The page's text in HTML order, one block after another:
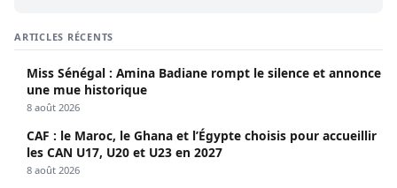
ARTICLES RÉCENTS
Miss Sénégal : Amina Badiane rompt le silence et annonce
une mue historique
8 août 2026
CAF : le Maroc, le Ghana et l’Égypte choisis pour accueillir
les CAN U17, U20 et U23 en 2027
8 août 2026